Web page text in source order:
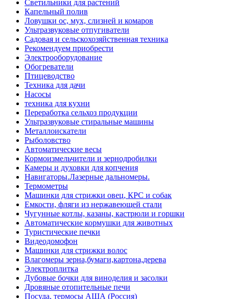
Светильники для растений
Капельный полив
Ловушки ос, мух, слизней и комаров
Ультразвуковые отпугиватели
Садовая и сельскохозяйственная техника
Рекомендуем приобрести
Электрооборудование
Обогреватели
Птицеводство
Техника для дачи
Насосы
техника для кухни
Переработка сельхоз продукции
Ультразвуковые стиральные машины
Металлоискатели
Рыболовство
Автоматические весы
Кормоизмельчители и зернодробилки
Камеры и духовки для копчения
Навигаторы.Лазерные дальномеры.
Термометры
Машинки для стрижки овец, КРС и собак
Емкости, фляги из нержавеющей стали
Чугунные котлы, казаны, кастрюли и горшки
Автоматические кормушки для животных
Туристические печки
Видеодомофон
Машинки для стрижки волос
Влагомеры зерна,бумаги,картона,дерева
Электроплитка
Дубовые бочки для виноделия и засолки
Дровяные отопительные печи
Посуда, термосы АША (Россия)